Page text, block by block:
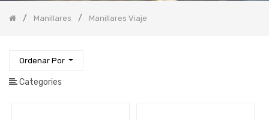
Manillares Manillares Viaje
Ordenar Por
Categories
Guardabarros
Manillares
Manillares